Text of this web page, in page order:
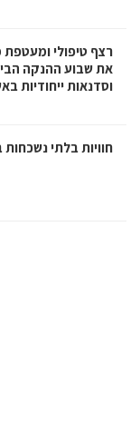
רצף טיפולי
את שבוע ההנקה
וסדנאות ייחודיות
חוויות בלתי נשכחות